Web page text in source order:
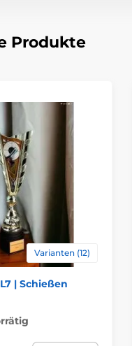
Produkte
Varianten (12)
| Schießen